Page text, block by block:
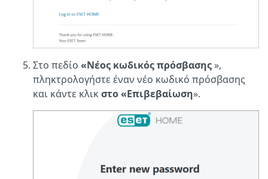
Στο πεδίο «Νέος κωδικός πρόσβασης»,
πληκτρολογήστε έναν νέο κωδικό πρόσβασης
και κάντε κλικ στο «Επιβεβαίωση».